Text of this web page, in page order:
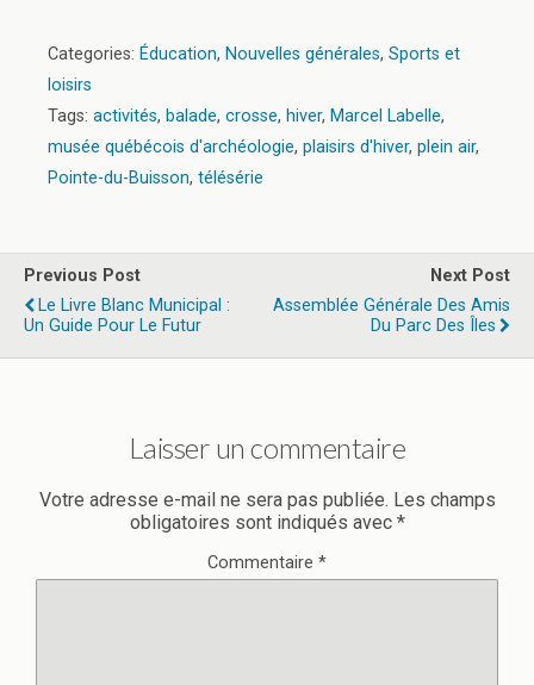
Categories: Éducation, Nouvelles générales, Sports et
loisirs
Tags: activités, balade, crosse, hiver, Marcel Labelle,
musée québécois d'archéologie, plaisirs d'hiver, plein air,
Pointe-du-Buisson, télésérie
Previous Post
Le Livre Blanc Municipal :
Un Guide Pour Le Futur
Next Post
Assemblée Générale Des Amis
Du Parc Des Îles
Laisser un commentaire
Votre adresse e-mail ne sera pas publiée. Les champs
obligatoires sont indiqués avec *
Commentaire *